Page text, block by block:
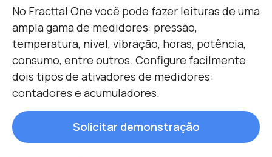
No Fracttal One você pode fazer leituras de uma
ampla gama de medidores: pressão,
temperatura, nível, vibração, horas, potência,
consumo, entre outros. Configure facilmente
dois tipos de ativadores de medidores:
contadores e acumuladores.
Solicitar demonstração